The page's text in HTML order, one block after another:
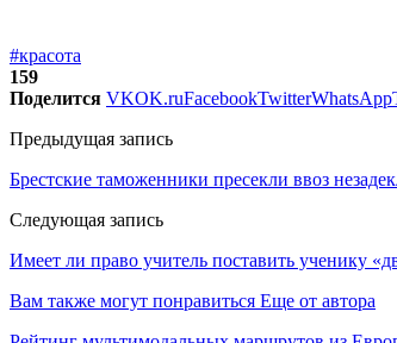
#красота
159
Поделится VKOK.ruFacebookTwitterWhatsApp
Предыдущая запись
Брестские таможенники пресекли ввоз
Следующая запись
Имеет ли право учитель поставить ученику
Вам также могут понравиться Еще от автора